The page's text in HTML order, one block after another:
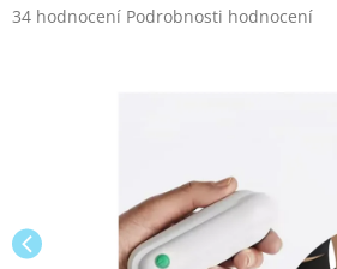
Průměrné
34 hodnocení Podrobnosti hodnocení